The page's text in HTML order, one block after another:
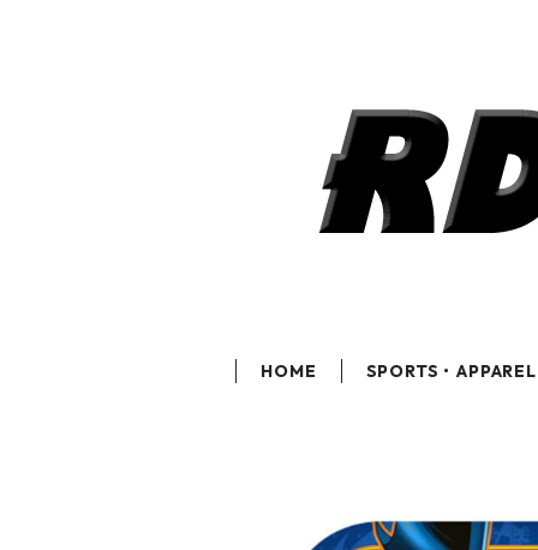
HOME SPORTS・APPAREL